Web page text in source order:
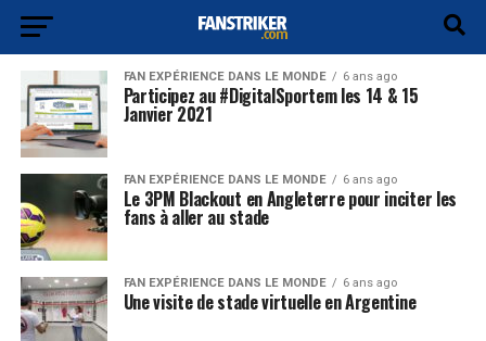
FAN EXPÉRIENCE DANS LE MONDE 6 ans ago
Participez au #DigitalSportem les 14 & 15
Janvier 2021
FAN EXPÉRIENCE DANS LE MONDE 6 ans ago
Le 3PM Blackout en Angleterre pour inciter les
fans à aller au stade
FAN EXPÉRIENCE DANS LE MONDE 6 ans ago
Une visite de stade virtuelle en Argentine